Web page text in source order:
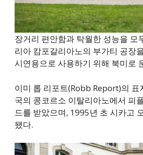
장거리 편안함과 탁월한 성능을 모
리아 캄포갈리아노의 부가티 공장
시연용으로 사용하기 위해 북미로
이미 롭 리포트(Robb Report)의 표
국의 콩코르소 이탈리아노에서 피
드를 받았으며, 1995년 초 시카고
됐다.